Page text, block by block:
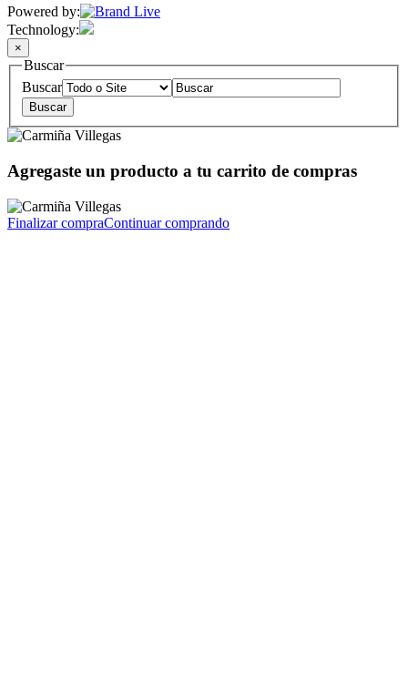
Powered by:
Technology:
×
Buscar
Buscar
Agregaste un producto a tu carrito de compras
Finalizar compraContinuar comprando